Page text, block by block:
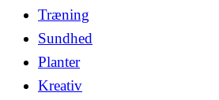
Træning
Sundhed
Planter
Kreativ